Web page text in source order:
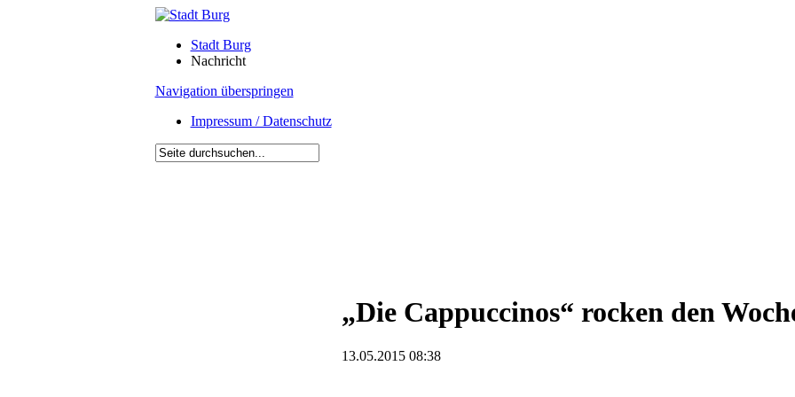
Stadt Burg
Nachricht
Navigation überspringen
Impressum / Datenschutz
„Die Cappuccinos“ rocken den
13.05.2015 08:38